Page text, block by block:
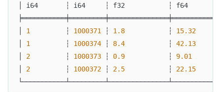
│ i64       ┆ i64     ┆ f32           ┆ f64
1
         ┆
1000371 ┆ 1.8
           ┆
15.32
1
         ┆
1000374 ┆ 8.4
           ┆
42.13
2
         ┆
1000373 ┆ 0.9
           ┆
9.01
2
         ┆
1000372 ┆ 2.5
           ┆
22.15